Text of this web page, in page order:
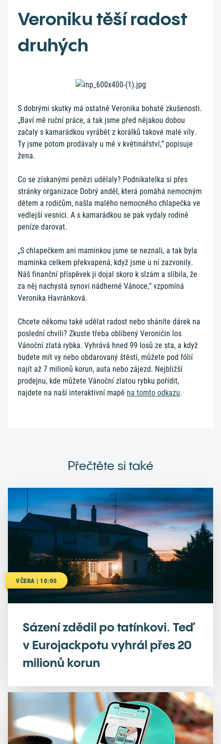
Veroniku těší radost
druhých
S dobrými skutky má ostatně Veronika bohaté zkušenosti.
„Baví mě ruční práce, a tak jsme před nějakou dobou
začaly s kamarádkou vyrábět z korálků takové malé víly.
Ty jsme potom prodávaly u mě v květinářství,” popisuje
žena.
Co se získanými penězi udělaly? Podnikatelka si přes
stránky organizace Dobrý anděl, která pomáhá nemocným
dětem a rodičům, našla malého nemocného chlapečka ve
vedlejší vesnici. A s kamarádkou se pak vydaly rodině
peníze darovat.
„S chlapečkem ani maminkou jsme se neznali, a tak byla
maminka celkem překvapená, když jsme u ní zazvonily.
Náš finanční příspěvek ji dojal skoro k slzám a slíbila, že
za něj nachystá synovi nádherné Vánoce,” vzpomíná
Veronika Havránková.
Chcete někomu také udělat radost nebo sháníte dárek na
poslední chvíli? Zkuste třeba oblíbený Veroničin los
Vánoční zlatá rybka. Vyhrává hned 99 losů ze sta, a když
budete mít vy nebo obdarovaný štěstí, můžete pod fólií
najít až 7 milionů korun, auta nebo zájezd. Nejbližší
prodejnu, kde můžete Vánoční zlatou rybku pořídit,
najdete na naší interaktivní mapě na tomto odkazu.
Přečtěte si také
VČERA | 10:00
Sázení zdědil po tatínkovi. Teď
v Eurojackpotu vyhrál přes 20
milionů korun